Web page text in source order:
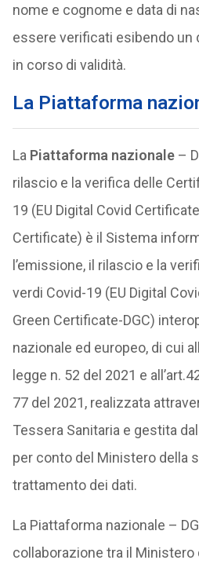
nome e cognome e data di
essere verificati esibendo un
in corso di validità.
La Piattaforma
La Piattaforma nazionale–
rilascio e la verifica delle
19 (EU Digital Covid
Certificate) è il Sistema
l’emissione, il rilascio e la
verdi Covid-19 (EU Digital
Green Certificate-DGC)
nazionale ed europeo, di cui
legge n. 52 del 2021 e
77 del 2021, realizzata
Tessera Sanitaria e gestita
per conto del Ministero della
trattamento dei dati.
La Piattaforma nazionale –
collaborazione tra il Ministero